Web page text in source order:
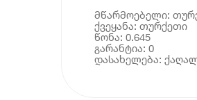
მწარმოებელი:
ქვეყანა: თურქეთი
წონა: 0.645
გარანტია: 0